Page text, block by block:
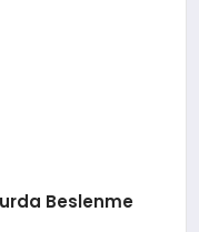
Beslenme